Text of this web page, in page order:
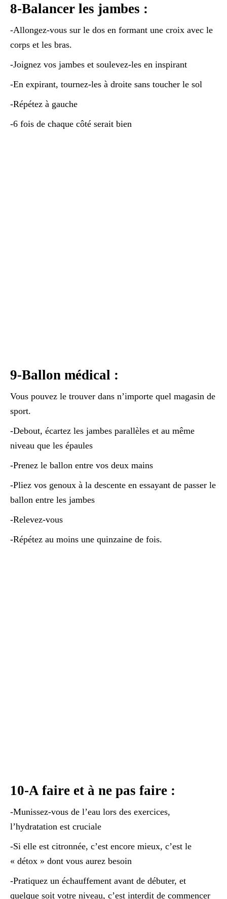
8-Balancer les jambes :
-Allongez-vous sur le dos en formant une croix avec le
corps et les bras.
-Joignez vos jambes et soulevez-les en inspirant
-En expirant, tournez-les à droite sans toucher le sol
-Répétez à gauche
-6 fois de chaque côté serait bien
9-Ballon médical :
Vous pouvez le trouver dans n’importe quel magasin de
sport.
-Debout, écartez les jambes parallèles et au même
niveau que les épaules
-Prenez le ballon entre vos deux mains
-Pliez vos genoux à la descente en essayant de passer le
ballon entre les jambes
-Relevez-vous
-Répétez au moins une quinzaine de fois.
10-A faire et à ne pas faire :
-Munissez-vous de l’eau lors des exercices,
l’hydratation est cruciale
-Si elle est citronnée, c’est encore mieux, c’est le
« détox » dont vous aurez besoin
-Pratiquez un échauffement avant de débuter, et
quelque soit votre niveau, c’est interdit de commencer